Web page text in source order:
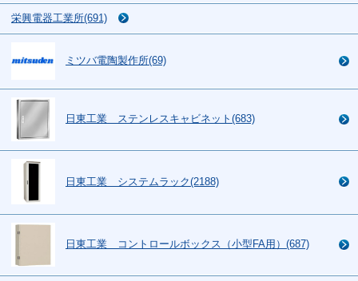
栄興電器工業所(691)
ミツバ電陶製作所(69)
日東工業 ステンレスキャビネット(683)
日東工業 システムラック(2188)
日東工業 コントロールボックス（小型FA用）(687)